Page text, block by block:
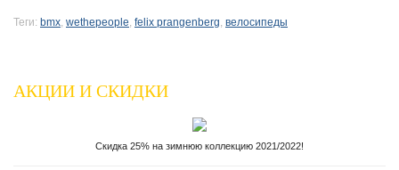
Теги: bmx, wethepeople, felix prangenberg, велосипеды
АКЦИИ И СКИДКИ
Скидка 25% на зимнюю коллекцию 2021/2022!